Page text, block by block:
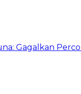
Gagalkan